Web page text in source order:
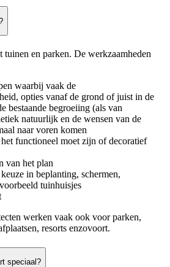
tuinen en parken. De werkzaamheden
waarbij vaak de
opties vanaf de grond of juist in de
bestaande begroeiing (als van
natuurlijk en de wensen van de
naar voren komen
functioneel moet zijn of decoratief
van het plan
in beplanting, schermen,
tuinhuisjes
werken vaak ook voor parken,
resorts enzovoort.
speciaal?